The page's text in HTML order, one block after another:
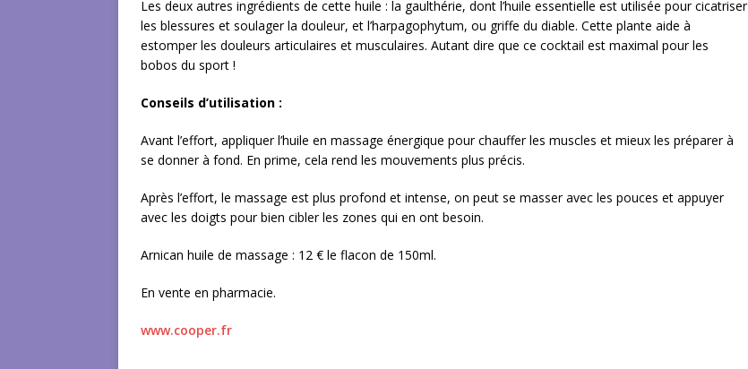
Les deux autres ingrédients de cette huile : la gaulthérie, dont l’huile essentielle est utilisée pour cicatriser
les blessures et soulager la douleur, et l’harpagophytum, ou griffe du diable. Cette plante aide à
estomper les douleurs articulaires et musculaires. Autant dire que ce cocktail est maximal pour les
bobos du sport !
Conseils d’utilisation :
Avant l’effort, appliquer l’huile en massage énergique pour chauffer les muscles et mieux les préparer à
se donner à fond. En prime, cela rend les mouvements plus précis.
Après l’effort, le massage est plus profond et intense, on peut se masser avec les pouces et appuyer
avec les doigts pour bien cibler les zones qui en ont besoin.
Arnican huile de massage : 12 € le flacon de 150ml.
En vente en pharmacie.
www.cooper.fr